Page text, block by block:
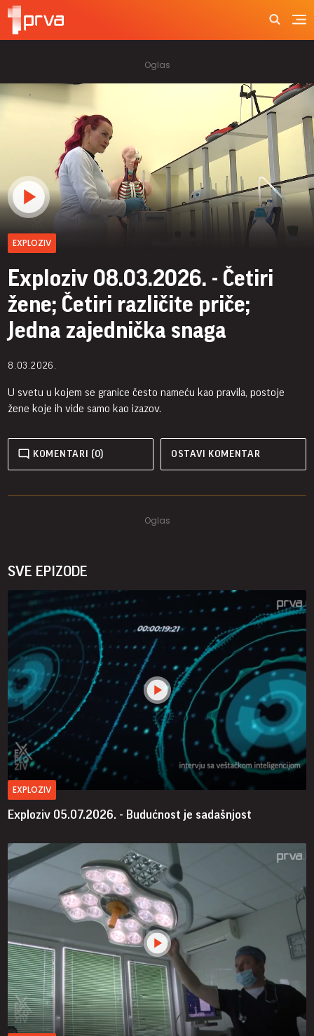
EXPLOZIV
Exploziv 08.03.2026. - Četiri
žene; Četiri različite priče;
Jedna zajednička snaga
8.03.2026.
U svetu u kojem se granice često nameću kao pravila, postoje
žene koje ih vide samo kao izazov.
KOMENTARI (0) OSTAVI KOMENTAR
SVE EPIZODE
EXPLOZIV
Exploziv 05.07.2026. - Budućnost je sadašnjost